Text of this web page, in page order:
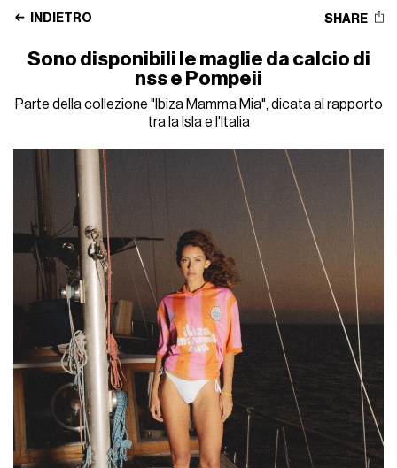
INDIETRO SHARE
Sono disponibili le maglie da calcio di
nss e Pompeii
Parte della collezione "Ibiza Mamma Mia", dicata al rapporto
tra la Isla e l'Italia